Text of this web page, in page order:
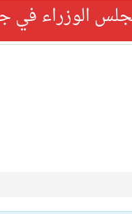
الوزراء في